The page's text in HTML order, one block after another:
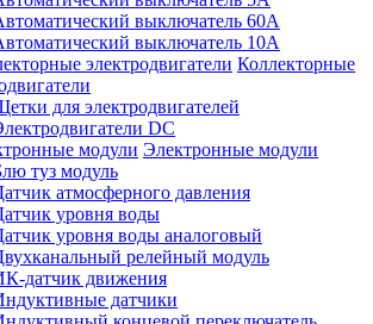
выключатель 60А
выключатель 10А
Коллекторные
для электродвигателей
DC
Электронные модули
туз модуль
атмосферного давления
уровня воды
уровня воды аналоговый
релейный модуль
датчик движения
датчики